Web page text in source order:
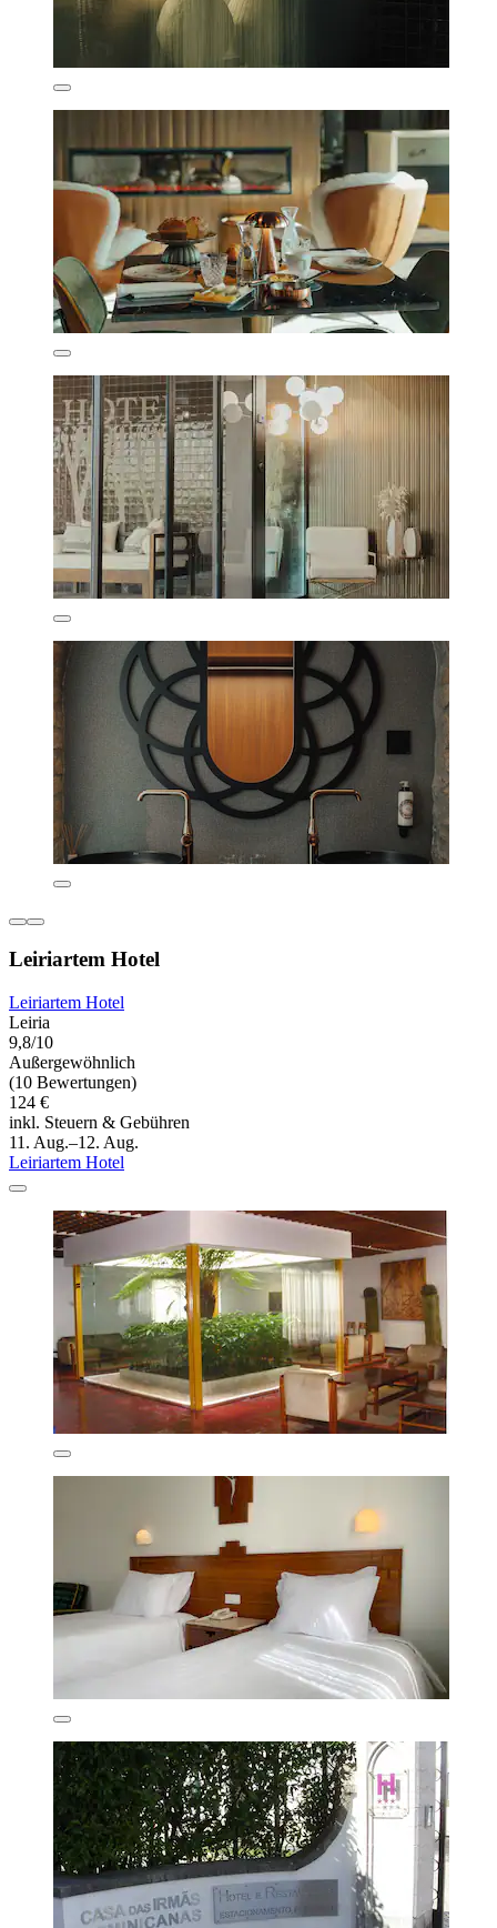
Leiriartem Hotel
Leiriartem Hotel
Leiria
9,8/10
Außergewöhnlich
(10 Bewertungen)
124 €
inkl. Steuern & Gebühren
11. Aug.–12. Aug.
Leiriartem Hotel